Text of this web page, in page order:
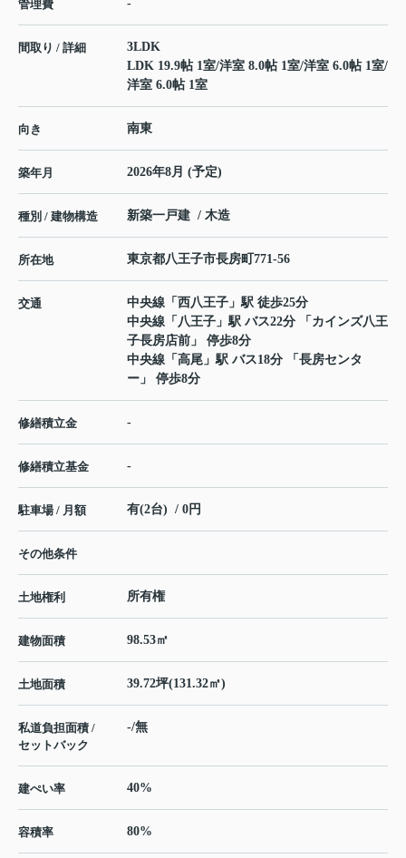
管理費 -
間取り / 詳細
3LDK
LDK 19.9帖 1室/洋室 8.0帖 1室/洋室 6.0帖 1室/
洋室 6.0帖 1室
向き 南東
築年月 2026年8月 (予定)
種別 / 建物構造 新築一戸建 / 木造
所在地 東京都八王子市長房町 771-56
交通 中央線 「 西八王子 」駅 徒歩25分
中央線 「 八王子 」駅 バス22分 「カインズ八王
子長房店前」 停歩8分
中央線 「 高尾 」駅 バス18分 「長房センタ
ー」 停歩8分
修繕積立金 -
修繕積立基金 -
駐車場 / 月額 有(2台) / 0円
その他条件
土地権利 所有権
建物面積 98.53㎡
土地面積 39.72坪(131.32㎡)
私道負担面積 /
セットバック
-/無
建ぺい率 40%
容積率 80%